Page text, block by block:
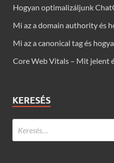
Hogyan optimalizáljunk
Mi az a domain authority és
Mi az a canonical tag és
Core Web Vitals – Mit jelent
KERESÉS